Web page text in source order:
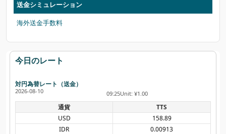
送金シミュレーション
海外送金手数料
今日のレート
対円為替レート（送金）
2026-08-10 09:25Unit: ¥1.00
通貨
TTS
USD
158.89
IDR
0.00913